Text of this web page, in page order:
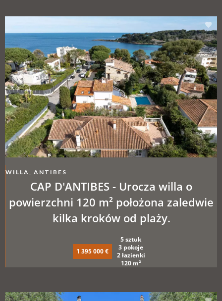
WILLA, ANTIBES
CAP D'ANTIBES - Urocza willa o
powierzchni 120 m² położona zaledwie
kilka kroków od plaży.
1 395 000 €
5 sztuk
3 pokoje
2 łazienki
120 m²